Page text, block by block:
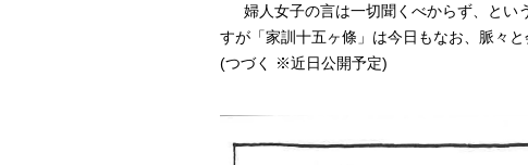
婦人女子の言は一切聞くべからず、とい
すが「家訓十五ヶ條」は今日もなお、脈
(つづく ※近日公開予定)